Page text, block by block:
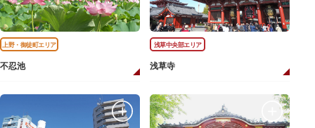
上野・御徒町エリア
不忍池
浅草中央部エリア
浅草寺